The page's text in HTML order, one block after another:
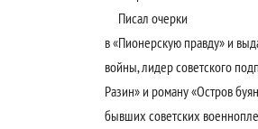
Писал очерки
в «Пионерскую правду» и
войны, лидер советского
Разин» и роману «Остров
бывших советских